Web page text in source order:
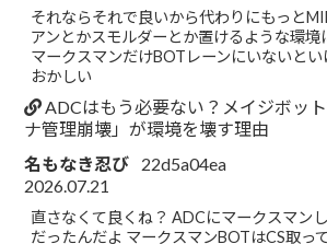
それならそれで良いから代わりにもっと
アンとかスモルダーとか置けるような環境
マークスマンだけBOTレーンにいないと
おかしい
ADCはもう必要ない？メイジボッ
ナ管理崩壊」が環境を壊す理由
名もなき忍び
22d5a04ea
2026.07.21
直さなくて良くね？ ADCにマークスマン
だったんだよ マークスマンBOTはCS取っ